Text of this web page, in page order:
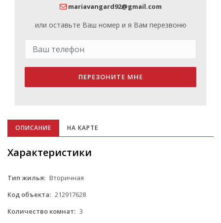
mariavangard92@gmail.com
или оставьте Ваш номер и я Вам перезвоню
ПЕРЕЗОНИТЕ МНЕ
ОПИСАНИЕ НА КАРТЕ
Характеристики
Тип жилья: Вторичная
Код объекта: 212917628
Количество комнат: 3